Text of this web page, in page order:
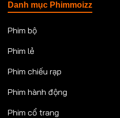
Danh mục Phimmoizz
Phim bộ
Phim lẻ
Phim chiếu rạp
Phim hành động
Phim cổ trang